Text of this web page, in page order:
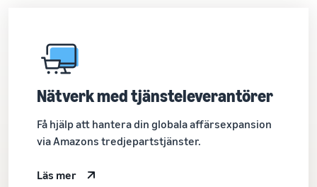
Nätverk med tjänsteleverantörer
Få hjälp att hantera din globala affärsexpansion
via Amazons tredjepartstjänster.
Läs mer